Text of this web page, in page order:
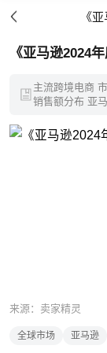
《亚马逊2024
主流跨境电商
销售额分布 亚
来源：卖家精灵
全球市场 亚马逊